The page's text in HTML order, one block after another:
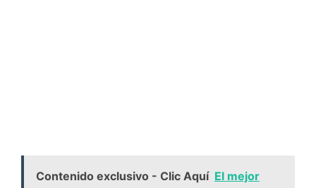
Contenido exclusivo - Clic Aquí El mejor